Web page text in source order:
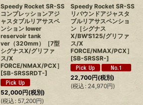
Speedy Rocket SR-SS
コンプレッションアジ
ャスタブルリアサスペ
ンション lower
reservoir tank
ver（320mm）［7型
シグナスX/グリファ
ス/X
FORCE/NMAX/PCX］
[SB-SRSSRDT-]
52,000円(税別)
(税込 : 57,200円)
Speedy Rocket SR-SS
リバウンドアジャスタ
ブルリアサスペンショ
ン［シグナス
X/BW'S125/グリファ
ス/X
FORCE/NMAX/PCX］
[SB-SRSSR-]
22,700円(税別)
(税込 : 24,970円)